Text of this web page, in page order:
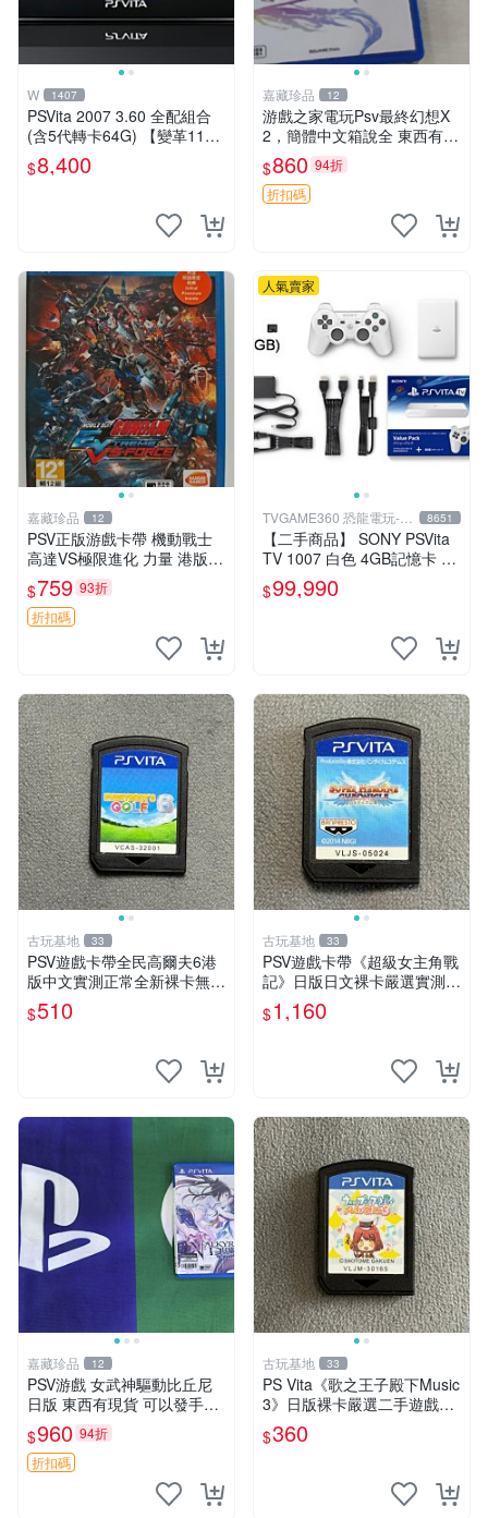
W 1407
PSVita 2007 3.60 全配組合
(含5代轉卡64G) 【變革11】
破解改好 + 水晶殼 + 硬殼包
$8,400
嘉藏珍品 12
游戲之家電玩Psv最終幻想X
2，簡體中文箱說全 東西有現
貨 可以發手物品 無質量問題
售不退不換
$860 94折
折扣碼
嘉藏珍品 12
PSV正版游戲卡帶 機動戰士
高達VS極限進化 力量 港版中
文 盒裝全新未開封，支持所
有日版，港版或其他地區的P
SV游戲機主機，（除外），
$759 93折
折扣碼
人氣賣家
TVGAME360 恐龍電玩-台
中店
8651
【二手商品】 SONY PSVita
TV 1007 白色 4GB記憶卡 PS
3手把(白) 書盒完整 【台中恐
龍電玩】
$99,990
古玩基地 33
PSV遊戲卡帶全民高爾夫6港
版中文實測正常全新裸卡無保
售不退換單次購兩張以上再享
優惠 全民高爾夫6 PSV 港版
$510
古玩基地 33
PSV遊戲卡帶《超級女主角戰
記》日版日文裸卡嚴選實測正
常索尼專用 超級女主角戰記
PSV 日版 裸卡
$1,160
嘉藏珍品 12
PSV游戲 女武神驅動比丘尼
日版 東西有現貨 可以發手物
品 無質量問題售不退不換
$960 94折
折扣碼
古玩基地 33
PS Vita《歌之王子殿下Music
3》日版裸卡嚴選二手遊戲，
實測功能正常，僅售不退不換
psv psp vita 卡帶
$360